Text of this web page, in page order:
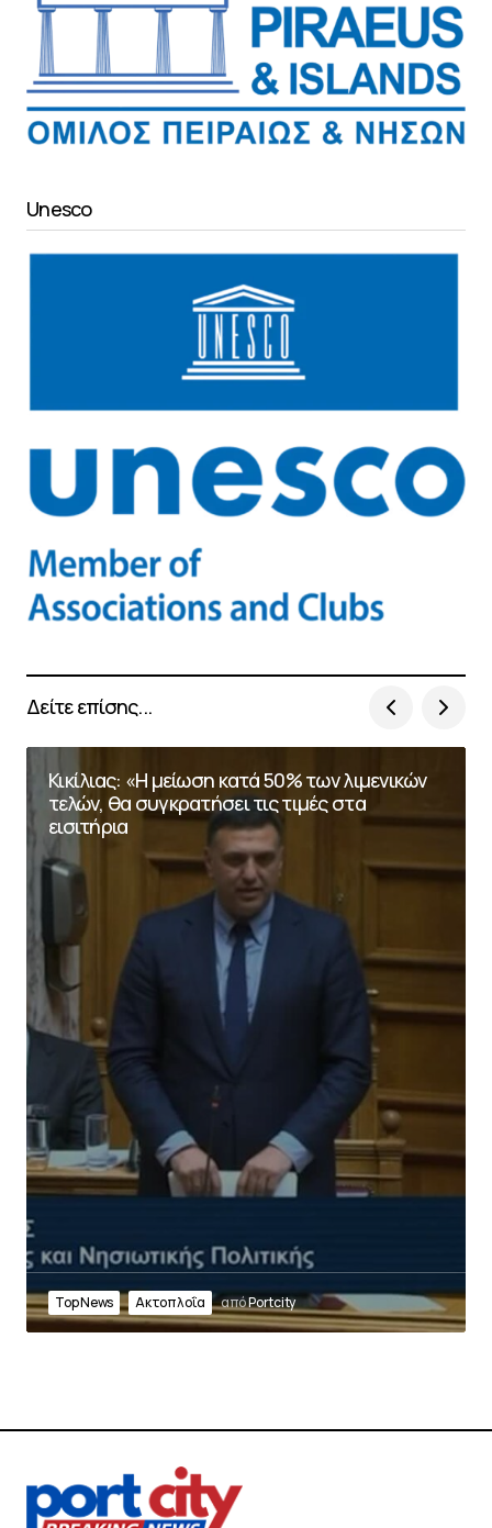
Unesco
Δείτε επίσης...
Κικίλιας: «Η μείωση κατά 50% των λιμενικών
τελών, θα συγκρατήσει τις τιμές στα
εισιτήρια
Top News Ακτοπλοΐα απόPortcity